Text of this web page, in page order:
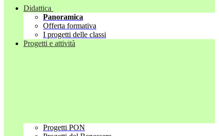
Didattica
Panoramica
Offerta formativa
I progetti delle classi
Progetti e attività
Progetti PON